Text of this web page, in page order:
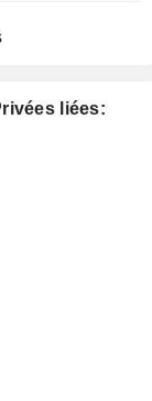
liées: